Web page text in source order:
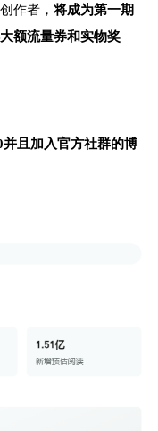
作者，将成为第一期
额流量券和实物奖
并且加入官方社群的博